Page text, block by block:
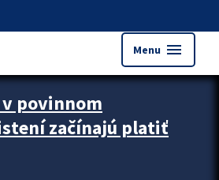
Menu menu
povinnom
začínajú platiť